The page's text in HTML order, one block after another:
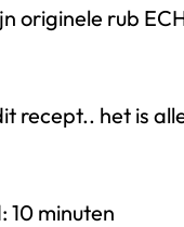
originele rub
recept.. het is
10 minuten